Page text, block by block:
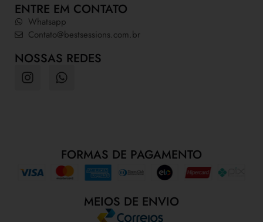
ENTRE EM CONTATO
Whatsapp
Contato@bestsessions.com.br
NOSSAS REDES
FORMAS DE PAGAMENTO
MEIOS DE ENVIO